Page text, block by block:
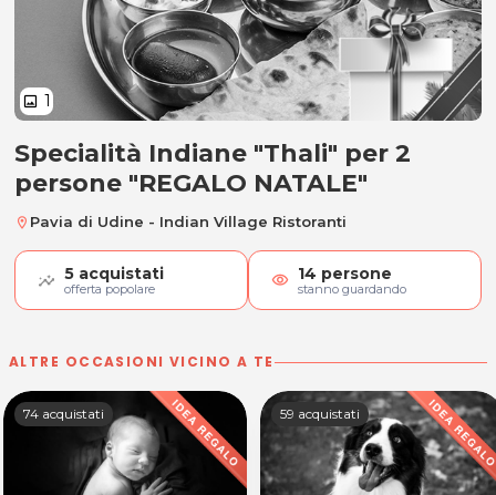
image 1
Specialità Indiane "Thali" per 2
Specialità Indiane "Thali" per 2
persone "REGALO NATALE"
location_on Pavia di Udine - Indian Village Ristoranti
5 acquistati
offerta popolare visibility 14 persone
stanno guardando
ALTRE OCCASIONI VICINO A TE
74 acquistati 59 acquistati